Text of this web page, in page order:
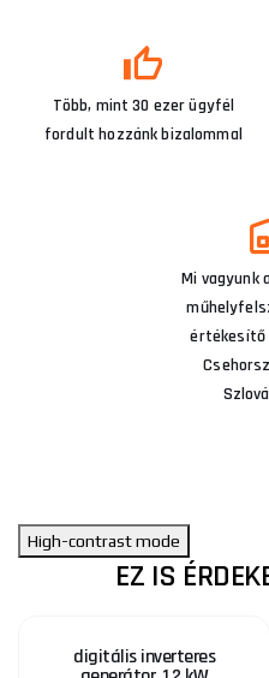
Több, mint 30 ezer ügyfél
fordult hozzánk bizalommal
Mi vagyunk
értékesítő
High-contrast mode
EZ IS
digitális inverteres